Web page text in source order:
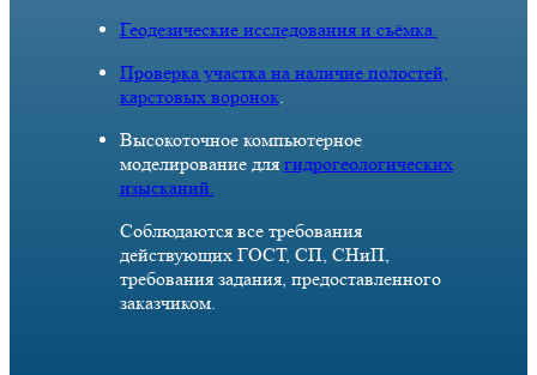
Геодезические исследования и съёмка.
Проверка участка на наличие полостей,
карстовых воронок.
Высокоточное компьютерное
моделирование для гидрогеологических
изысканий.
Соблюдаются все требования
действующих ГОСТ, СП, СНиП,
требования задания, предоставленного
заказчиком.